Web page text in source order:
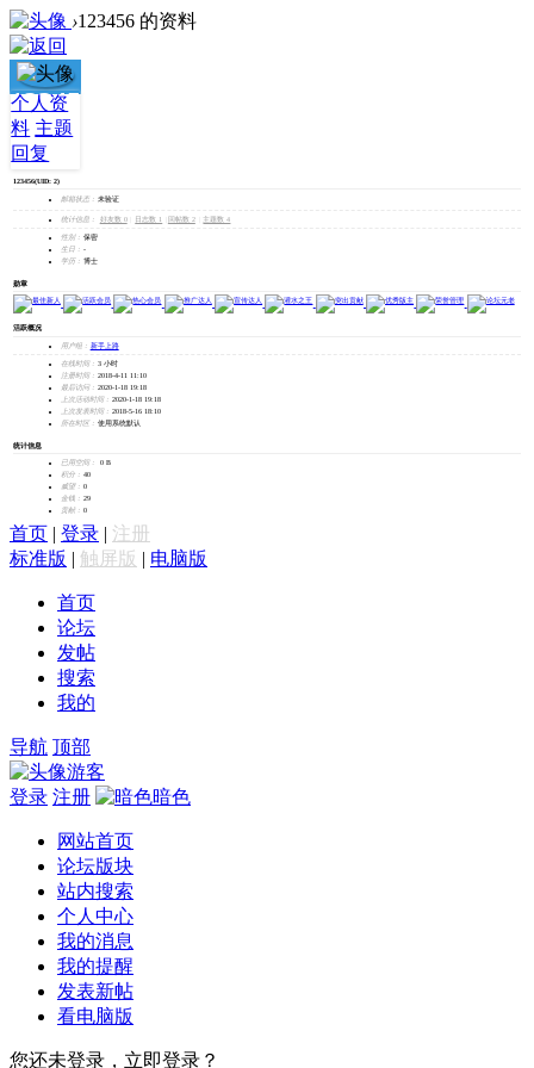
›123456 的资料
123456
个人资
料 主题
回复
123456(UID: 2)
邮箱状态： 未验证
统计信息： 好友数 0 日志数 1 回帖数 2 主题数 4
性别： 保密
生日： -
学历： 博士
勋章
活跃概况
用户组： 新手上路
在线时间： 3 小时
注册时间： 2018-4-11 11:10
最后访问： 2020-1-18 19:18
上次活动时间： 2020-1-18 19:18
上次发表时间： 2018-5-16 18:10
所在时区： 使用系统默认
统计信息
已用空间：
0 B
积分： 40
威望： 0
金钱： 29
贡献： 0
首页 | 登录 | 注册
标准版 | 触屏版 | 电脑版
首页
论坛
发帖
搜索
我的
导航 顶部
游客
登录 注册 暗色
网站首页
论坛版块
站内搜索
个人中心
我的消息
我的提醒
发表新帖
看电脑版
您还未登录，立即登录？